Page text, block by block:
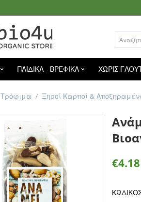
ΠΑΙΔΙΚΑ - ΒΡΕΦΙΚΑ ΧΩΡΙΣ
Τρόφιμα / Ξηροί Καρποί &
€4.18